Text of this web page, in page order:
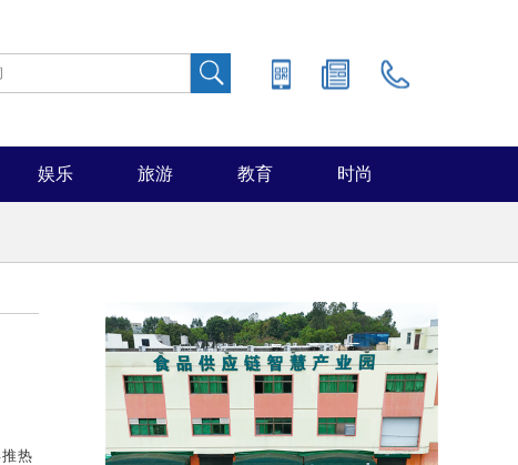
娱乐 旅游 教育 时尚
热